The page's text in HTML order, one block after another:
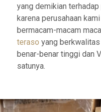
yang demikian
karena perusahaan
bermacam-macam
teraso yang
benar-benar tinggi dan
satunya.